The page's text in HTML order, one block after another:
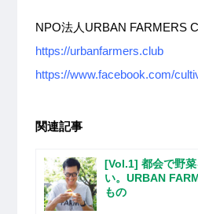
NPO法人URBAN FARMERS
https://urbanfarmers.club
https://www.facebook.com/
関連記事
[Vol.1] 都会で野
い。URBAN
もの